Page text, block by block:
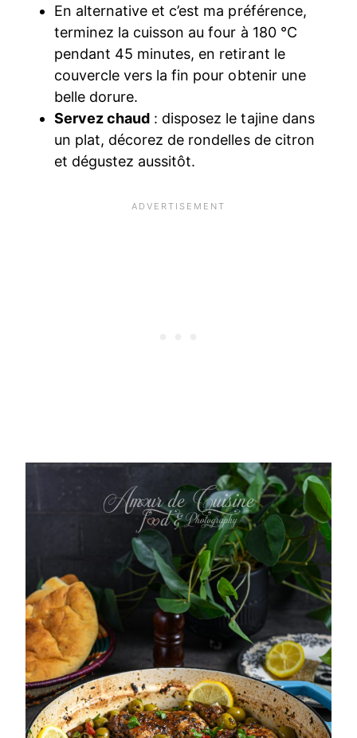
En alternative et c’est ma préférence,
terminez la cuisson au four à 180 °C
pendant 45 minutes, en retirant le
couvercle vers la fin pour obtenir une
belle dorure.
Servez chaud : disposez le tajine dans
un plat, décorez de rondelles de citron
et dégustez aussitôt.